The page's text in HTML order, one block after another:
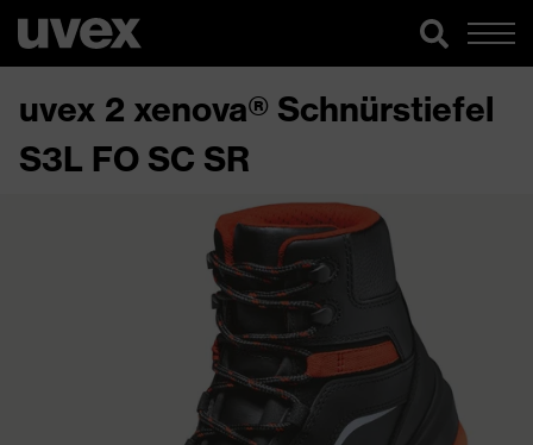
uvex 2 xenova® Schnürstiefel
S3L FO SC SR